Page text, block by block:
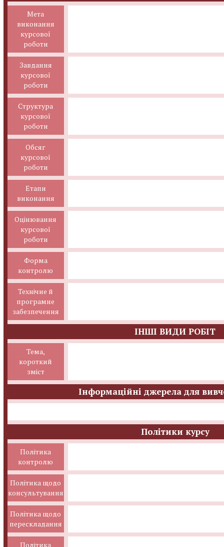
Мета
виконання
курсової
роботи
Завдання
курсової
роботи
Структура
курсової
роботи
Обсяг
курсової
роботи
Етапи
виконання
Оцінювання
курсової
роботи
Форма
контролю
Технічне й
програмне
забезпечення
ІНШІ ВИДИ РОБІТ
Тема,
короткий
зміст
Інформаційні джерела для
Політики курсу
Політика
контролю
Політика щодо
консультування
Політика щодо
перескладання
Політика